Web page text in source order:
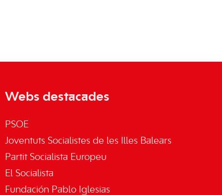
Webs destacades
PSOE
Joventuts Socialistes de les Illes Balears
Partit Socialista Europeu
El Socialista
Fundación Pablo Iglesias